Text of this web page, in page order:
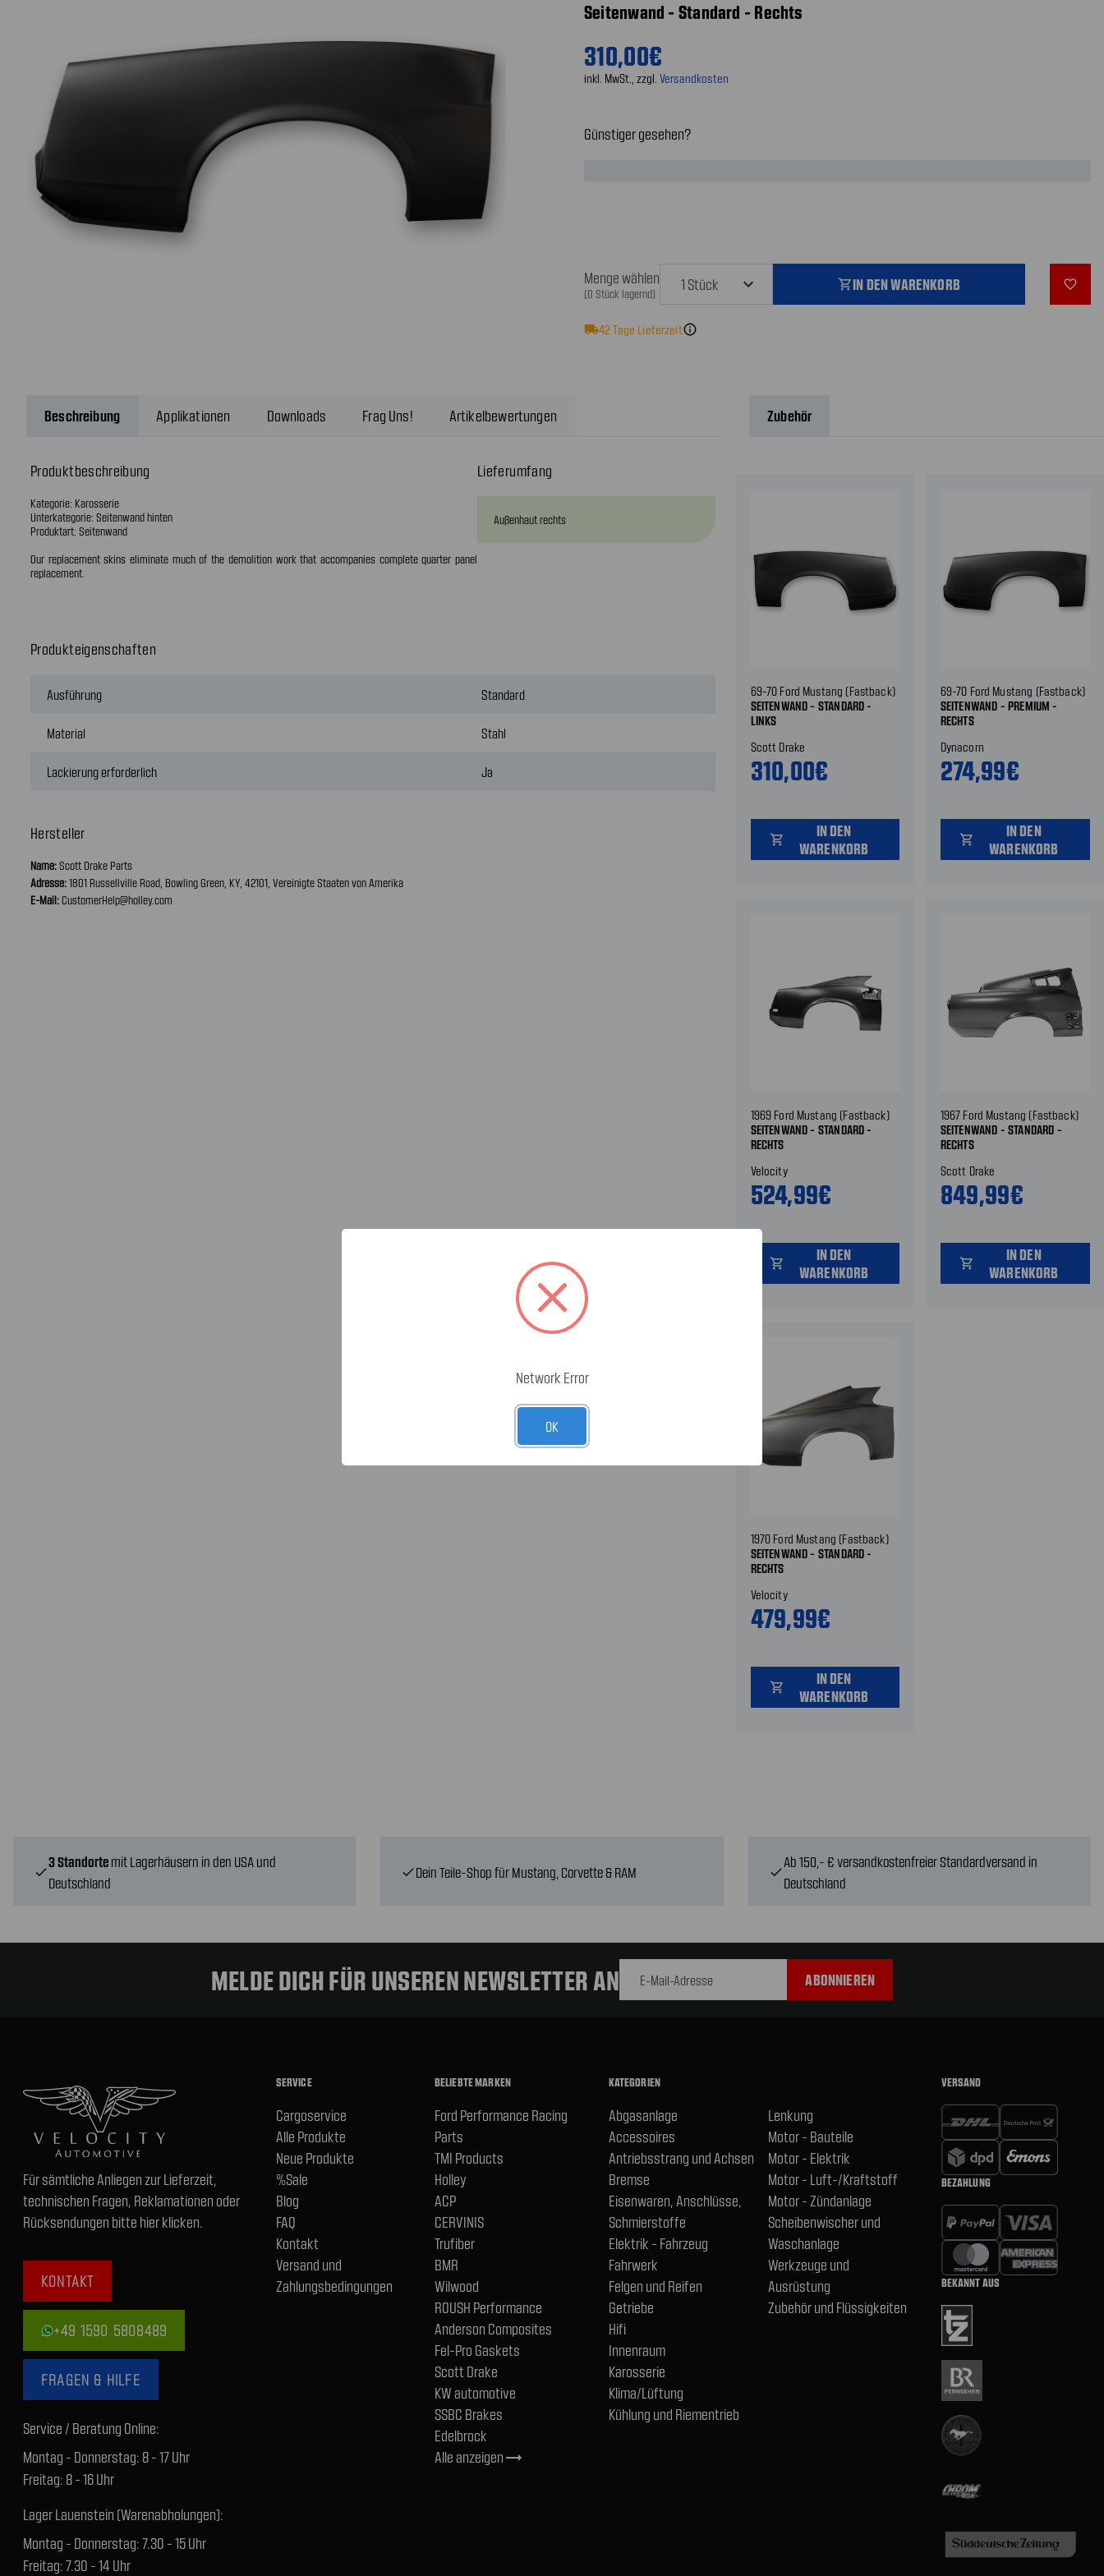
Seitenwand - Standard - Rechts
310,00€
inkl. MwSt., zzgl. Versandkosten
Günstiger gesehen?
Menge wählen
(0 Stück lagernd)
shopping_cartIN DEN WARENKORB favorite_outline
local_shipping42Tage Lieferzeitinfo
Beschreibung Applikationen Downloads Frag Uns! Artikelbewertungen
Produktbeschreibung
Kategorie: Karosserie
Unterkategorie: Seitenwand hinten
Produktart: Seitenwand
Our replacement skins eliminate much of the demolition work that accompanies complete quarter panel
replacement.
Lieferumfang
Außenhaut rechts
Produkteigenschaften
Ausführung Standard
Material Stahl
Lackierung erforderlich Ja
Hersteller
Name:Scott Drake Parts
Adresse:1801 Russellville Road, Bowling Green, KY, 42101, Vereinigte Staaten von Amerika
E-Mail:CustomerHelp@holley.com
Zubehör
69-70 Ford Mustang (Fastback)
SEITENWAND - STANDARD -
LINKS
Scott Drake
310,00€
shopping_cart
IN DEN
WARENKORB
69-70 Ford Mustang (Fastback)
SEITENWAND - PREMIUM -
RECHTS
Dynacorn
274,99€
shopping_cart
IN DEN
WARENKORB
1969 Ford Mustang (Fastback)
SEITENWAND - STANDARD -
RECHTS
Velocity
524,99€
shopping_cart
IN DEN
WARENKORB
1967 Ford Mustang (Fastback)
SEITENWAND - STANDARD -
RECHTS
Scott Drake
849,99€
shopping_cart
IN DEN
WARENKORB
1970 Ford Mustang (Fastback)
SEITENWAND - STANDARD -
RECHTS
Velocity
479,99€
shopping_cart
IN DEN
WARENKORB
check
3 Standorte mit Lagerhäusern in den USA und
Deutschland
checkDein Teile-Shop für Mustang, Corvette & RAM check
Ab 150,- € versandkostenfreier Standardversand in
Deutschland
MELDE DICH FÜR UNSEREN NEWSLETTER AN
Für sämtliche Anliegen zur Lieferzeit,
technischen Fragen, Reklamationen oder
Rücksendungen bitte hier klicken.
KONTAKT
+49 1590 5808489
FRAGEN & HILFE
Service / Beratung Online:
Montag - Donnerstag: 8 - 17 Uhr
Freitag: 8 - 16 Uhr
Lager Lauenstein (Warenabholungen):
Montag - Donnerstag: 7.30 - 15 Uhr
Freitag: 7.30 - 14 Uhr
SERVICE
Cargoservice
Alle Produkte
Neue Produkte
%Sale
Blog
FAQ
Kontakt
Versand und
Zahlungsbedingungen
BELIEBTE MARKEN
Ford Performance Racing
Parts
TMI Products
Holley
ACP
CERVINIS
Trufiber
BMR
Wilwood
ROUSH Performance
Anderson Composites
Fel-Pro Gaskets
Scott Drake
KW automotive
SSBC Brakes
Edelbrock
Alle anzeigentrending_flat
KATEGORIEN
Abgasanlage
Accessoires
Antriebsstrang und Achsen
Bremse
Eisenwaren, Anschlüsse,
Schmierstoffe
Elektrik - Fahrzeug
Fahrwerk
Felgen und Reifen
Getriebe
Hifi
Innenraum
Karosserie
Klima/Lüftung
Kühlung und Riementrieb
Lenkung
Motor - Bauteile
Motor - Elektrik
Motor - Luft-/Kraftstoff
Motor - Zündanlage
Scheibenwischer und
Waschanlage
Werkzeuge und
Ausrüstung
Zubehör und Flüssigkeiten
VERSAND
BEZAHLUNG
BEKANNT AUS
Network Error
OK